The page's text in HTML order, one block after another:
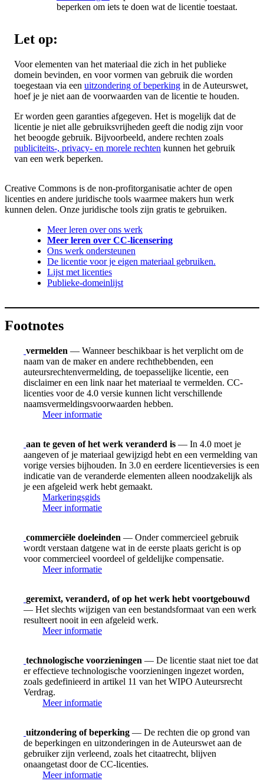
beperken om iets te doen wat de licentie toestaat.
Let op:
Voor elementen van het materiaal die zich in het publieke
domein bevinden, en voor vormen van gebruik die worden
toegestaan via een uitzondering of beperking in de Auteurswet,
hoef je je niet aan de voorwaarden van de licentie te houden.
Er worden geen garanties afgegeven. Het is mogelijk dat de
licentie je niet alle gebruiksvrijheden geeft die nodig zijn voor
het beoogde gebruik. Bijvoorbeeld, andere rechten zoals
publiciteits-, privacy- en morele rechten kunnen het gebruik
van een werk beperken.
Creative Commons is de non-profitorganisatie achter de open
licenties en andere juridische tools waarmee makers hun werk
kunnen delen. Onze juridische tools zijn gratis te gebruiken.
Meer leren over ons werk
Meer leren over CC-licensering
Ons werk ondersteunen
De licentie voor je eigen materiaal gebruiken.
Lijst met licenties
Publieke-domeinlijst
Footnotes
vermelden — Wanneer beschikbaar is het verplicht om de
naam van de maker en andere rechthebbenden, een
auteursrechtenvermelding, de toepasselijke licentie, een
disclaimer en een link naar het materiaal te vermelden. CC-
licenties voor de 4.0 versie kunnen licht verschillende
naamsvermeldingsvoorwaarden hebben.
Meer informatie
aan te geven of het werk veranderd is — In 4.0 moet je
aangeven of je materiaal gewijzigd hebt en een vermelding van
vorige versies bijhouden. In 3.0 en eerdere licentieversies is een
indicatie van de veranderde elementen alleen noodzakelijk als
je een afgeleid werk hebt gemaakt.
Markeringsgids
Meer informatie
commerciële doeleinden — Onder commercieel gebruik
wordt verstaan datgene wat in de eerste plaats gericht is op
voor commercieel voordeel of geldelijke compensatie.
Meer informatie
geremixt, veranderd, of op het werk hebt voortgebouwd
— Het slechts wijzigen van een bestandsformaat van een werk
resulteert nooit in een afgeleid werk.
Meer informatie
technologische voorzieningen — De licentie staat niet toe dat
er effectieve technologische voorzieningen ingezet worden,
zoals gedefinieerd in artikel 11 van het WIPO Auteursrecht
Verdrag.
Meer informatie
uitzondering of beperking — De rechten die op grond van
de beperkingen en uitzonderingen in de Auteurswet aan de
gebruiker zijn verleend, zoals het citaatrecht, blijven
onaangetast door de CC-licenties.
Meer informatie